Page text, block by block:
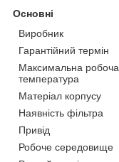
Основні
Виробник
Гарантійний термін
Максимальна робоча
температура
Матеріал корпусу
Наявність фільтра
Привід
Робоче середовище